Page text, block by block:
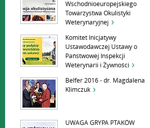
Wschodnioeuropejskiego
Towarzystwa Okulistyki
Weterynaryjnej
Komitet Inicjatywy
Ustawodawczej Ustawy o
Państwowej Inspekcji
Weterynarii i Żywności
Belfer 2016 - dr. Magdalena
Klimczuk
UWAGA GRYPA PTAKÓW